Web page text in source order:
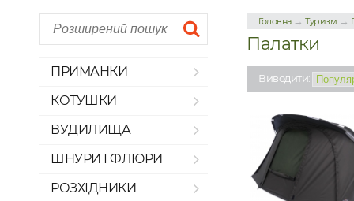
ПРИМАНКИ
КОТУШКИ
ВУДИЛИЩА
ШНУРИ І ФЛЮРИ
РОЗХІДНИКИ
Головна→ Туризм →
Палатки
Виводити: